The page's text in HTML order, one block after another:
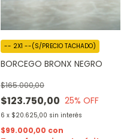
BORCEGO BRONX NEGRO
$123.750,00
$165.000,00
25% OFF
6 x $20.625,00 sin interés
-- 2X1 --(S/PRECIO TACHADO)
$99.000,00 con